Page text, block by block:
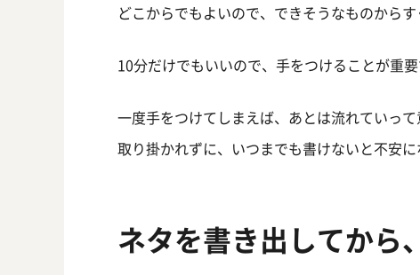
どこからでもよいので、できそうなものからす
10分だけでもいいので、手をつけることが重要
一度手をつけてしまえば、あとは流れていっ
取り掛かれずに、いつまでも書けないと不安
ネタを書き出してから